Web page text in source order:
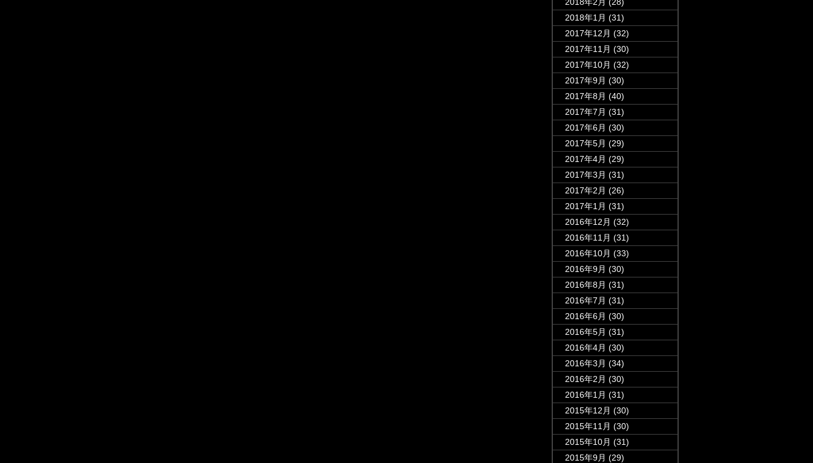
2018年1月 (31)
2017年12月 (32)
2017年11月 (30)
2017年10月 (32)
2017年9月 (30)
2017年8月 (40)
2017年7月 (31)
2017年6月 (30)
2017年5月 (29)
2017年4月 (29)
2017年3月 (31)
2017年2月 (26)
2017年1月 (31)
2016年12月 (32)
2016年11月 (31)
2016年10月 (33)
2016年9月 (30)
2016年8月 (31)
2016年7月 (31)
2016年6月 (30)
2016年5月 (31)
2016年4月 (30)
2016年3月 (34)
2016年2月 (30)
2016年1月 (31)
2015年12月 (30)
2015年11月 (30)
2015年10月 (31)
2015年9月 (29)